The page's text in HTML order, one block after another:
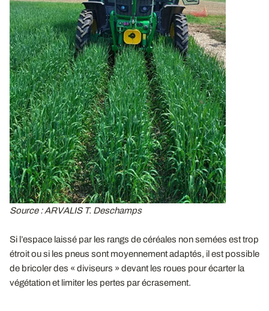
Source : ARVALIS T. Deschamps
Si l’espace laissé par les rangs de céréales non semées est trop
étroit ou si les pneus sont moyennement adaptés, il est possible
de bricoler des « diviseurs » devant les roues pour écarter la
végétation et limiter les pertes par écrasement.